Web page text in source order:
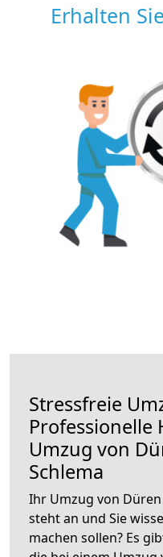
Erhalten
Stressfreie
Umzug von
Schlema
Ihr Umzug von Düren
steht an und Sie
machen sollen? Es